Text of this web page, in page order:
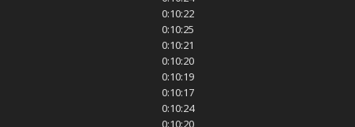
0:10:22
0:10:25
0:10:21
0:10:20
0:10:19
0:10:17
0:10:24